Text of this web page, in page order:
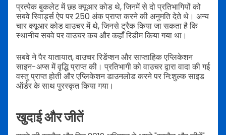
प्रत्येक बुकलेट में छह क्यूआर कोड थे, जिनमें से दो प्रतिभागियों को
सबवे रिवार्ड्स ऐप पर 250 अंक प्राप्त करने की अनुमति देते थे। अन्य
चार क्यूआर कोड वाउचर में थे, जिनसे ट्रैक किया जा सकता है कि
स्थानीय सबवे पर वाउचर कब और कहाँ रिडीम किया गया था।
सबवे ने पैर यातायात, वाउचर रिडेंप्शन और साप्ताहिक एप्लिकेशन
साइन-अप्स में वृद्धि प्राप्त की। प्रतिभागी को वाउचर द्वारा वादा की गई
वस्तु प्राप्त होती और एप्लिकेशन डाउनलोड करने पर नि:शुल्क साइड
ऑर्डर के साथ पुरस्कृत किया गया।
खुदाई और जीतें